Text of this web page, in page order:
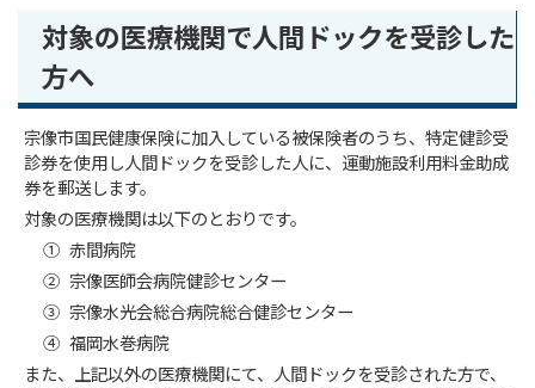
対象の医療機関で人間ドックを受診した
方へ
宗像市国民健康保険に加入している被保険者のうち、特定健診受
診券を使用し人間ドックを受診した人に、運動施設利用料金助成
券を郵送します。
対象の医療機関は以下のとおりです。
① 赤間病院
② 宗像医師会病院健診センター
③ 宗像水光会総合病院総合健診センター
④ 福岡水巻病院
また、上記以外の医療機関にて、人間ドックを受診された方で、